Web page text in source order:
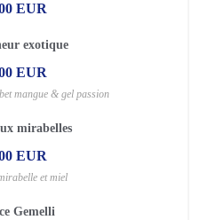
EUR
exotique
EUR
mangue & gel passion
mirabelles
EUR
et miel
Gemelli